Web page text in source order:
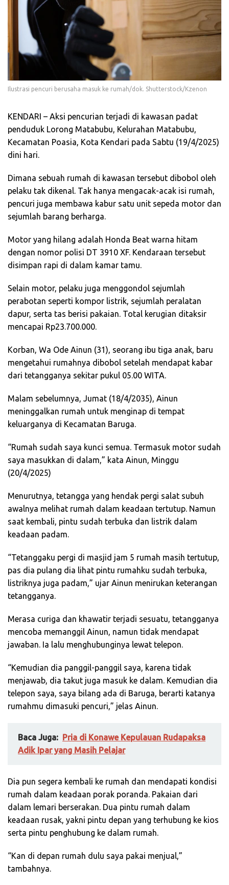
Ilustrasi pencuri berusaha masuk ke rumah/dok. Shutterstock/Kzenon
KENDARI – Aksi pencurian terjadi di kawasan padat
penduduk Lorong Matabubu, Kelurahan Matabubu,
Kecamatan Poasia, Kota Kendari pada Sabtu (19/4/2025)
dini hari.
Dimana sebuah rumah di kawasan tersebut dibobol oleh
pelaku tak dikenal. Tak hanya mengacak-acak isi rumah,
pencuri juga membawa kabur satu unit sepeda motor dan
sejumlah barang berharga.
Motor yang hilang adalah Honda Beat warna hitam
dengan nomor polisi DT 3910 XF. Kendaraan tersebut
disimpan rapi di dalam kamar tamu.
Selain motor, pelaku juga menggondol sejumlah
perabotan seperti kompor listrik, sejumlah peralatan
dapur, serta tas berisi pakaian. Total kerugian ditaksir
mencapai Rp23.700.000.
Korban, Wa Ode Ainun (31), seorang ibu tiga anak, baru
mengetahui rumahnya dibobol setelah mendapat kabar
dari tetangganya sekitar pukul 05.00 WITA.
Malam sebelumnya, Jumat (18/4/2035), Ainun
meninggalkan rumah untuk menginap di tempat
keluarganya di Kecamatan Baruga.
“Rumah sudah saya kunci semua. Termasuk motor sudah
saya masukkan di dalam,” kata Ainun, Minggu
(20/4/2025)
Menurutnya, tetangga yang hendak pergi salat subuh
awalnya melihat rumah dalam keadaan tertutup. Namun
saat kembali, pintu sudah terbuka dan listrik dalam
keadaan padam.
“Tetanggaku pergi di masjid jam 5 rumah masih tertutup,
pas dia pulang dia lihat pintu rumahku sudah terbuka,
listriknya juga padam,” ujar Ainun menirukan keterangan
tetangganya.
Merasa curiga dan khawatir terjadi sesuatu, tetangganya
mencoba memanggil Ainun, namun tidak mendapat
jawaban. Ia lalu menghubunginya lewat telepon.
“Kemudian dia panggil-panggil saya, karena tidak
menjawab, dia takut juga masuk ke dalam. Kemudian dia
telepon saya, saya bilang ada di Baruga, berarti katanya
rumahmu dimasuki pencuri,” jelas Ainun.
Baca Juga:
Pria di Konawe Kepulauan Rudapaksa
Adik Ipar yang Masih Pelajar
Dia pun segera kembali ke rumah dan mendapati kondisi
rumah dalam keadaan porak poranda. Pakaian dari
dalam lemari berserakan. Dua pintu rumah dalam
keadaan rusak, yakni pintu depan yang terhubung ke kios
serta pintu penghubung ke dalam rumah.
“Kan di depan rumah dulu saya pakai menjual,”
tambahnya.